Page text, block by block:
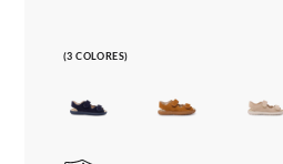
(3 COLORES)